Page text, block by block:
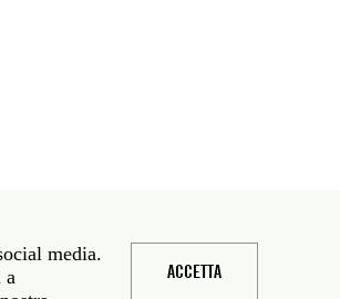
media.
a
ACCETTA